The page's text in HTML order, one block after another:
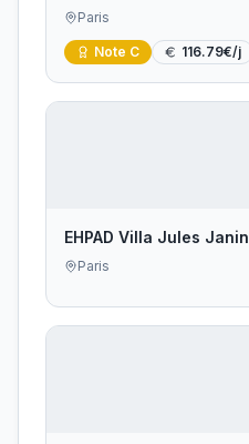
Paris
Note C 116.79€/j
EHPAD Villa Jules Janin
Paris